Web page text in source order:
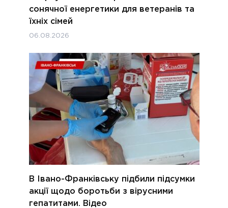
сонячної енергетики для ветеранів та
їхніх сімей
06.08.2026
В Івано-Франківську підбили підсумки
акції щодо боротьби з вірусними
гепатитами. Відео